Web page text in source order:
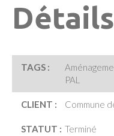
TAGS :
PAL
CLIENT : Commune
STATUT : Terminé